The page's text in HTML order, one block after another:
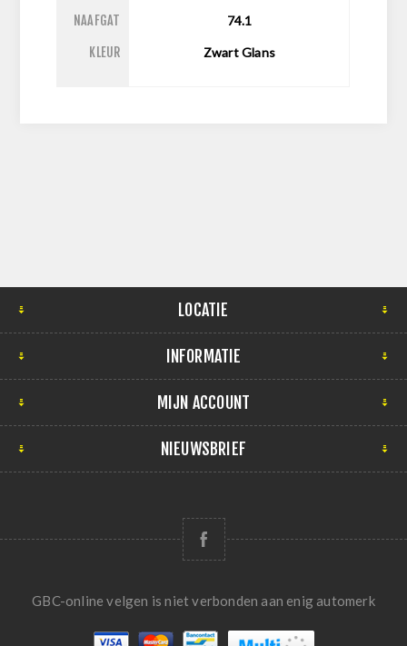
NAAFGAT 74.1
KLEUR Zwart Glans
LOCATIE
INFORMATIE
MIJN ACCOUNT
NIEUWSBRIEF
GBC-online velgen is niet verbonden aan enig automerk